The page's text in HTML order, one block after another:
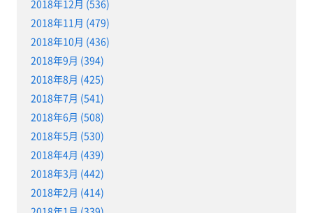
2018年12月 (536)
2018年11月 (479)
2018年10月 (436)
2018年9月 (394)
2018年8月 (425)
2018年7月 (541)
2018年6月 (508)
2018年5月 (530)
2018年4月 (439)
2018年3月 (442)
2018年2月 (414)